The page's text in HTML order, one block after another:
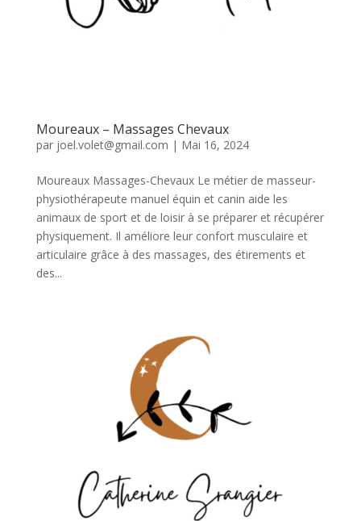
Moureaux – Massages Chevaux
par joel.volet@gmail.com | Mai 16, 2024
Moureaux Massages-Chevaux Le métier de masseur-
physiothérapeute manuel équin et canin aide les
animaux de sport et de loisir à se préparer et récupérer
physiquement. Il améliore leur confort musculaire et
articulaire grâce à des massages, des étirements et
des...